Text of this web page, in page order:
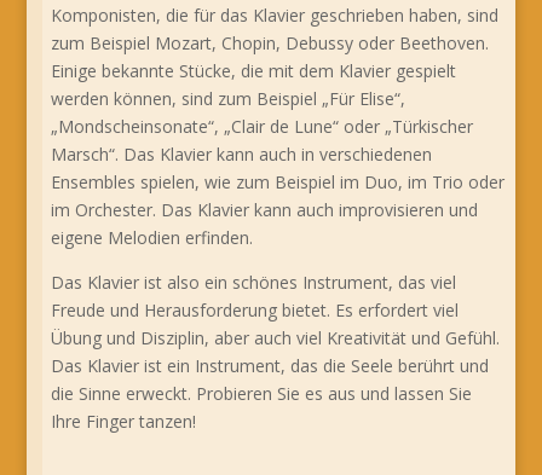
Komponisten, die für das Klavier geschrieben haben, sind
zum Beispiel Mozart, Chopin, Debussy oder Beethoven.
Einige bekannte Stücke, die mit dem Klavier gespielt
werden können, sind zum Beispiel „Für Elise“,
„Mondscheinsonate“, „Clair de Lune“ oder „Türkischer
Marsch“. Das Klavier kann auch in verschiedenen
Ensembles spielen, wie zum Beispiel im Duo, im Trio oder
im Orchester. Das Klavier kann auch improvisieren und
eigene Melodien erfinden.
Das Klavier ist also ein schönes Instrument, das viel
Freude und Herausforderung bietet. Es erfordert viel
Übung und Disziplin, aber auch viel Kreativität und Gefühl.
Das Klavier ist ein Instrument, das die Seele berührt und
die Sinne erweckt. Probieren Sie es aus und lassen Sie
Ihre Finger tanzen!